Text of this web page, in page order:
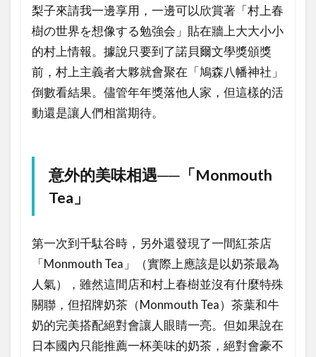
梨子來請我一邊享用，一邊可以欣賞著「村上春
樹の世界を想像する勉強会」貼在牆上大大小小
的村上情報。據說只要到了諾貝爾文學獎頒獎
前，村上主義者大夥就會聚在「鳩森八幡神社」
倒數看結果。儘管年年獎落他人家，但這樣的活
動還是讓人們相當期待。
意外的美味相遇──「Monmouth
Tea」
第一次到千駄谷時，另外還發現了一間紅茶店
「Monmouth Tea」（實際上應該是以奶茶最為
人氣），雖然這間店和村上春樹並沒有什麼特殊
關聯，但招牌奶茶（Monmouth Tea）茶葉和牛
奶的完美搭配絕對會讓人眼睛一亮。但如果說在
日本國內只能推薦一杯美味的奶茶，絕對會豪不